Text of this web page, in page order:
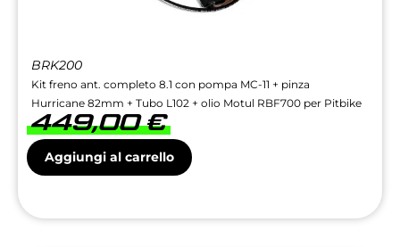
BRK200
Kit freno ant. completo 8.1 con pompa MC-11 + pinza
Hurricane 82mm + Tubo L102 + olio Motul RBF700 per Pitbike
449,00€
Aggiungi al carrello